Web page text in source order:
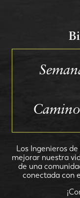
Los Ingenieros
mejorar nuestra
de una
conectada con